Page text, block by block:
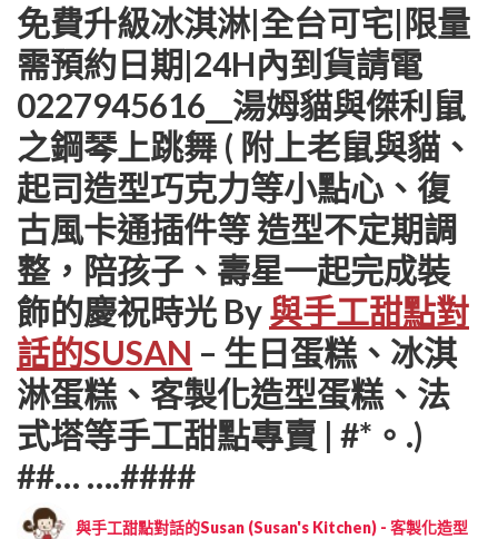
免費升級冰淇淋|全台可宅|限量
需預約日期|24H內到貨請電
0227945616__湯姆貓與傑利鼠
之鋼琴上跳舞 ( 附上老鼠與貓、
起司造型巧克力等小點心、復
古風卡通插件等 造型不定期調
整，陪孩子、壽星一起完成裝
飾的慶祝時光 By與手工甜點對
話的SUSAN – 生日蛋糕、冰淇
淋蛋糕、客製化造型蛋糕、法
式塔等手工甜點專賣 | #*。.)
##… ….####
與手工甜點對話的Susan (Susan's Kitchen) - 客製化造型